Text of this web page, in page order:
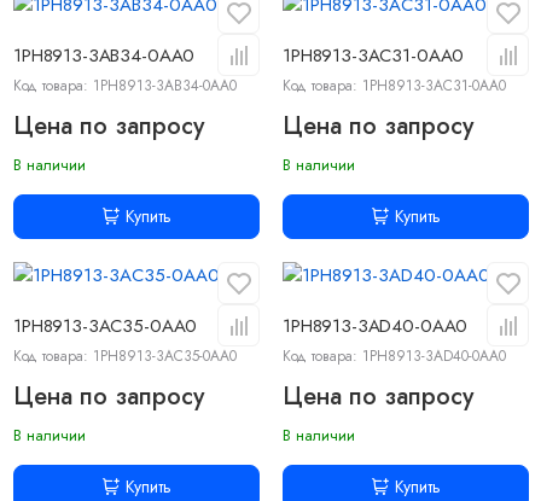
1PH8913-3AB34-0AA0
Код товара: 1PH8913-3AB34-0AA0
Цена по запросу
В наличии
Купить
1PH8913-3AC31-0AA0
Код товара: 1PH8913-3AC31-0AA0
Цена по запросу
В наличии
Купить
1PH8913-3AC35-0AA0
Код товара: 1PH8913-3AC35-0AA0
Цена по запросу
В наличии
Купить
1PH8913-3AD40-0AA0
Код товара: 1PH8913-3AD40-0AA0
Цена по запросу
В наличии
Купить